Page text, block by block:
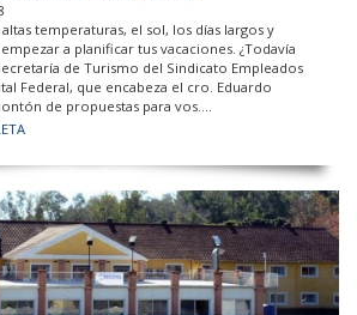
temperaturas, el sol, los días largos y
a planificar tus vacaciones. ¿Todavía
de Turismo del Sindicato Empleados
Federal, que encabeza el cro. Eduardo
de propuestas para vos....